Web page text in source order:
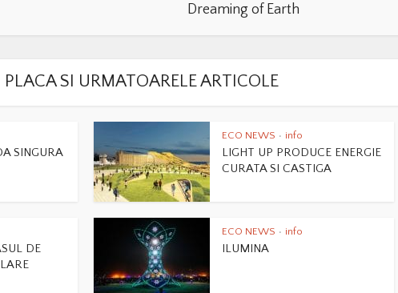
Dreaming of Earth
PLACA SI URMATOARELE ARTICOLE
SINGURA
ECO NEWS • info
LIGHT UP PRODUCE ENERGIE
CURATA SI CASTIGA
DE
ECO NEWS • info
ILUMINA